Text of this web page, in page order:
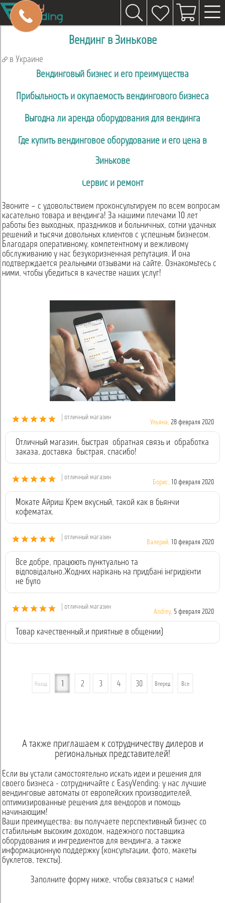
Вендинг в Зинькове
в Украине
Вендинговый бизнес и его преимущества
Прибыльность и окупаемость вендингового бизнеса
Выгодна ли аренда оборудования для вендинга
Где купить вендинговое оборудование и его цена в
Зинькове
Сервис и ремонт
Звоните – с удовольствием проконсультируем по всем вопросам
касательно товара и вендинга! За нашими плечами 10 лет
работы без выходных, праздников и больничных, сотни удачных
решений и тысячи довольных клиентов с успешным бизнесом.
Благодаря оперативному, компетентному и вежливому
обслуживанию у нас безукоризненная репутация. И она
подтверждается реальными отзывами на сайте. Ознакомьтесь с
ними, чтобы убедиться в качестве наших услуг!
| отличный магазин
Ульяна, 28 февраля 2020
Отличный магазин, быстрая обратная связь и обработка
заказа, доставка быстрая, спасибо!
| отличный магазин
Борис, 10 февраля 2020
Мокате Айриш Крем вкусный, такой как в бьянчи
кофематах.
| отличный магазин
Валерий, 10 февраля 2020
Все добре, працюють пунктуально та
відповідально.Жодних нарікань на придбані інгридієнти
не було
| отличный магазин
Andrey, 5 февраля 2020
Товар качественный,и приятные в общении)
Назад 2 3 4 30 Вперед Все
А также приглашаем к сотрудничеству дилеров и
региональных представителей!
Если вы устали самостоятельно искать идеи и решения для
своего бизнеса - сотрудничайте с EasyVending: у нас лучшие
вендинговые автоматы от европейских производителей,
оптимизированные решения для вендоров и помощь
начинающим!
Ваши преимущества: вы получаете перспективный бизнес со
стабильным высоким доходом, надежного поставщика
оборудования и ингредиентов для вендинга, а также
информационную поддержку (консультации, фото, макеты
буклетов, тексты).
Заполните форму ниже, чтобы связаться с нами!